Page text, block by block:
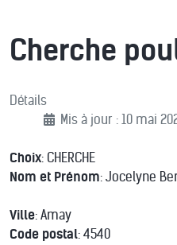
Cherche
Détails
Mis à jour : 10 mai
Choix: CHERCHE
Nom et Prénom: Jocelyne
Ville: Amay
Code postal: 4540